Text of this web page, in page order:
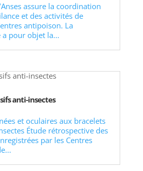
assure la coordination
et des activités de
antipoison. La
pour objet la...
anti-insectes
et oculaires aux bracelets
Étude rétrospective des
par les Centres